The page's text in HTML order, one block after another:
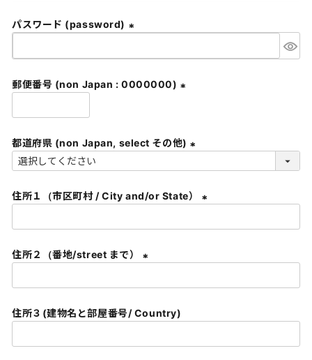
必
)
パスワード (password)
必
須
郵便番号 (non Japan : 0000000)
須
)
都道府県 (non Japan, select その他)
須
住所１（市区町村 / City and/or State）
必
)
住所２（番地/street まで）
必
)
住所３(建物名と部屋番号/ Country)